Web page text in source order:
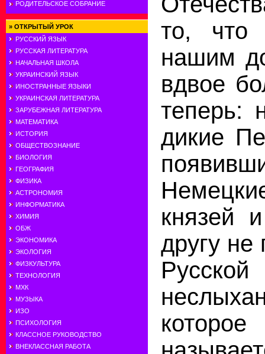
РОДИТЕЛЬСКОЕ СОБРАНИЕ
» ОТКРЫТЫЙ УРОК
РУССКИЙ ЯЗЫК
РУССКАЯ ЛИТЕРАТУРА
НАЧАЛЬНАЯ ШКОЛА
УКРАИНСКИЙ ЯЗЫК
ИНОСТРАННЫЕ ЯЗЫКИ
УКРАИНСКАЯ ЛИТЕРАТУРА
ЗАРУБЕЖНАЯ ЛИТЕРАТУРА
МАТЕМАТИКА
ИСТОРИЯ
ОБЩЕСТВОЗНАНИЕ
БИОЛОГИЯ
ГЕОГРАФИЯ
ФИЗИКА
АСТРОНОМИЯ
ИНФОРМАТИКА
ХИМИЯ
ОБЖ
ЭКОНОМИКА
ЭКОЛОГИЯ
ФИЗКУЛЬТУРА
ТЕХНОЛОГИЯ
МХК
МУЗЫКА
ИЗО
ПСИХОЛОГИЯ
КЛАССНОЕ РУКОВОДСТВО
ВНЕКЛАССНАЯ РАБОТА
то, что
нашим
вдвое
теперь:
дикие
князей
другу не